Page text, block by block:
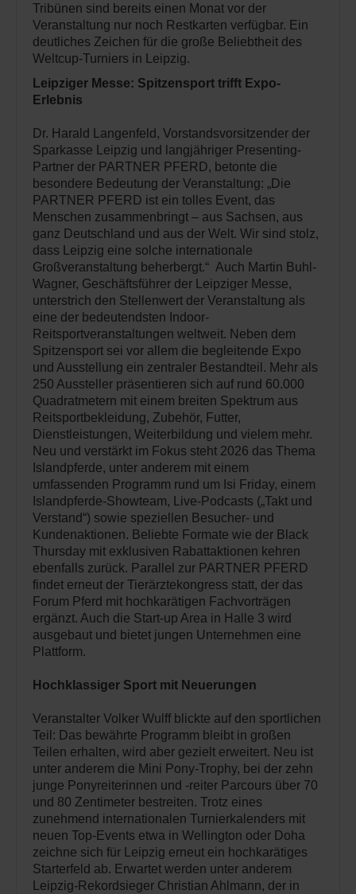
Tribünen sind bereits einen Monat vor der
Veranstaltung nur noch Restkarten verfügbar. Ein
deutliches Zeichen für die große Beliebtheit des
Weltcup-Turniers in Leipzig.
Leipziger Messe: Spitzensport trifft Expo-
Erlebnis
Dr. Harald Langenfeld, Vorstandsvorsitzender der
Sparkasse Leipzig und langjähriger Presenting-
Partner der PARTNER PFERD, betonte die
besondere Bedeutung der Veranstaltung: „Die
PARTNER PFERD ist ein tolles Event, das
Menschen zusammenbringt – aus Sachsen, aus
ganz Deutschland und aus der Welt. Wir sind stolz,
dass Leipzig eine solche internationale
Großveranstaltung beherbergt.“ Auch Martin Buhl-
Wagner, Geschäftsführer der Leipziger Messe,
unterstrich den Stellenwert der Veranstaltung als
eine der bedeutendsten Indoor-
Reitsportveranstaltungen weltweit. Neben dem
Spitzensport sei vor allem die begleitende Expo
und Ausstellung ein zentraler Bestandteil. Mehr als
250 Aussteller präsentieren sich auf rund 60.000
Quadratmetern mit einem breiten Spektrum aus
Reitsportbekleidung, Zubehör, Futter,
Dienstleistungen, Weiterbildung und vielem mehr.
Neu und verstärkt im Fokus steht 2026 das Thema
Islandpferde, unter anderem mit einem
umfassenden Programm rund um Isi Friday, einem
Islandpferde-Showteam, Live-Podcasts („Takt und
Verstand“) sowie speziellen Besucher- und
Kundenaktionen. Beliebte Formate wie der Black
Thursday mit exklusiven Rabattaktionen kehren
ebenfalls zurück. Parallel zur PARTNER PFERD
findet erneut der Tierärztekongress statt, der das
Forum Pferd mit hochkarätigen Fachvorträgen
ergänzt. Auch die Start-up Area in Halle 3 wird
ausgebaut und bietet jungen Unternehmen eine
Plattform.
Hochklassiger Sport mit Neuerungen
Veranstalter Volker Wulff blickte auf den sportlichen
Teil: Das bewährte Programm bleibt in großen
Teilen erhalten, wird aber gezielt erweitert. Neu ist
unter anderem die Mini Pony-Trophy, bei der zehn
junge Ponyreiterinnen und -reiter Parcours über 70
und 80 Zentimeter bestreiten. Trotz eines
zunehmend internationalen Turnierkalenders mit
neuen Top-Events etwa in Wellington oder Doha
zeichne sich für Leipzig erneut ein hochkarätiges
Starterfeld ab. Erwartet werden unter anderem
Leipzig-Rekordsieger Christian Ahlmann, der in